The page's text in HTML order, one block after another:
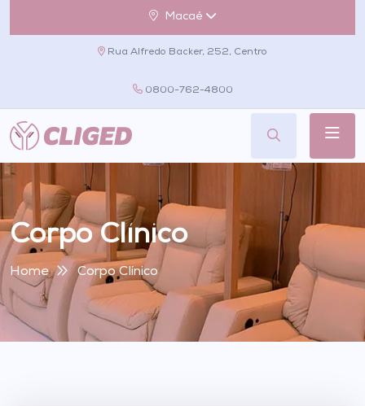
Macaé
Rua Alfredo Backer, 252, Centro
0800-762-4800
Corpo Clínico
Home Corpo Clínico